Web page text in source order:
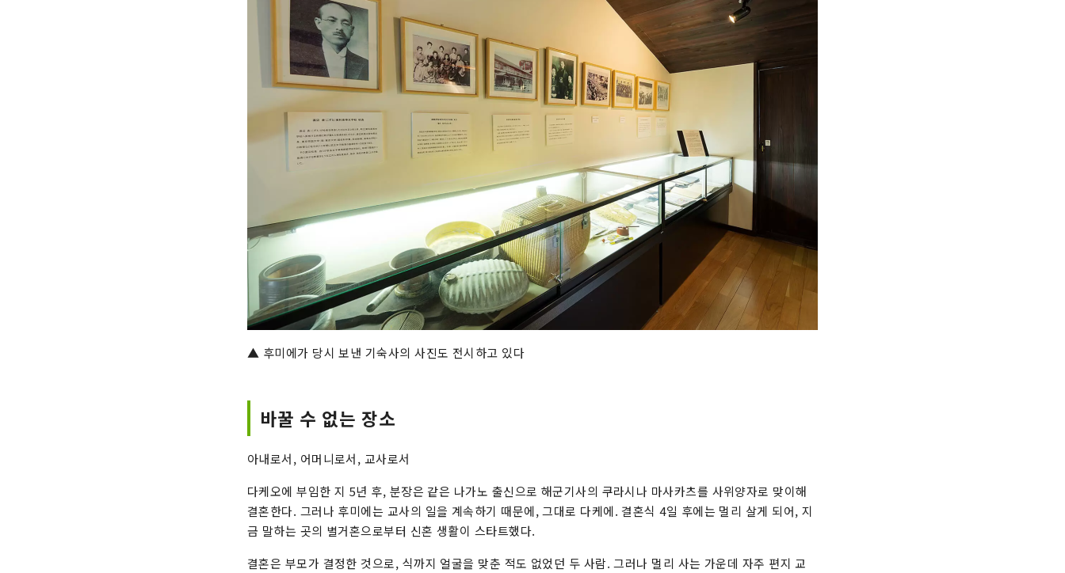
▲ 후미에가 당시 보낸 기숙사의 사진도 전시하고 있다
바꿀 수 없는 장소
아내로서, 어머니로서, 교사로서
다케오에 부임한 지 5년 후, 분장은 같은 나가노 출신으로 해군기사의 쿠라시나 마사카츠를 사위양자로 맞이해
결혼한다. 그러나 후미에는 교사의 일을 계속하기 때문에, 그대로 다케에. 결혼식 4일 후에는 멀리 살게 되어, 지
금 말하는 곳의 별거혼으로부터 신혼 생활이 스타트했다.
결혼은 부모가 결정한 것으로, 식까지 얼굴을 맞춘 적도 없었던 두 사람. 그러나 멀리 사는 가운데 자주 편지 교